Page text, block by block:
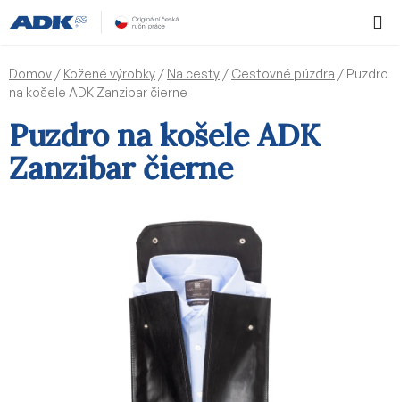
na
obsah
KOŠÍK
Domov / Kožené výrobky / Na cesty / Cestovné púzdra / Puzdro
na košele ADK Zanzibar čierne
Puzdro na košele ADK
Zanzibar čierne